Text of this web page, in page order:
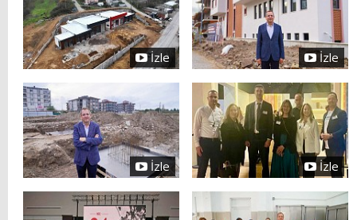
İzle İzle
İzle İzle